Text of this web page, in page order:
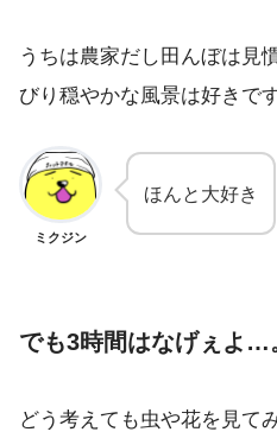
うちは農家だし田んぼは見
びり穏やかな風景は好きです
ミクジン
ほんと大好き
でも3時間はなげぇよ…
どう考えても虫や花を見て